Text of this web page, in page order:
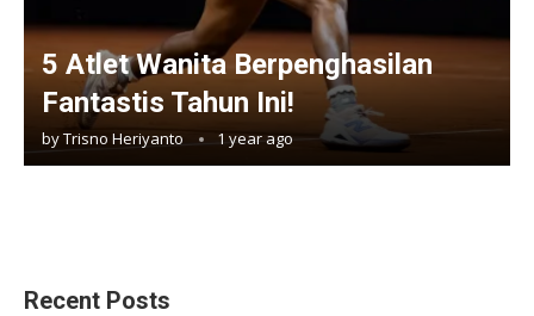
5 Atlet Wanita Berpenghasilan
Fantastis Tahun Ini!
byTrisno Heriyanto 1 year ago
Recent Posts